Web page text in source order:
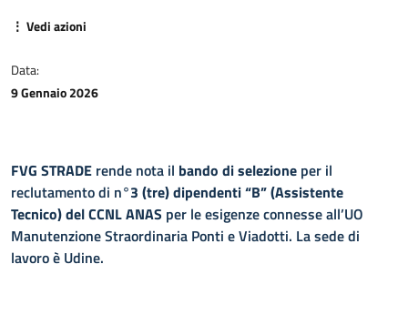
⋮ Vedi azioni
Data:
9 Gennaio 2026
FVG STRADE rende nota il bando di selezione per il
reclutamento di n°3 (tre) dipendenti “B” (Assistente
Tecnico) del CCNL ANAS per le esigenze connesse all’UO
Manutenzione Straordinaria Ponti e Viadotti. La sede di
lavoro è Udine.